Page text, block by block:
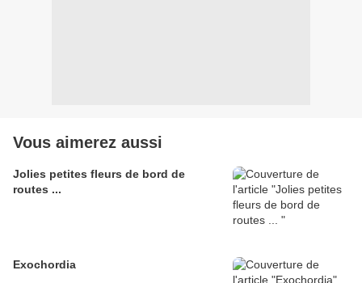
Vous aimerez aussi
Jolies petites fleurs de bord de
routes ...
Exochordia